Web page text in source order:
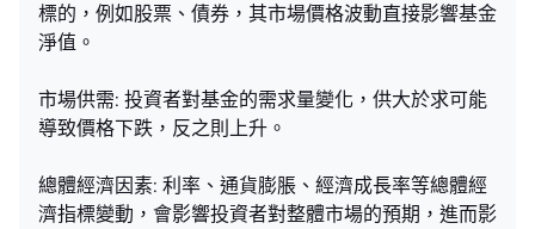
標的，例如股票、債券，其市場價格波動直接影響基金
淨值。
市場供需: 投資者對基金的需求量變化，供大於求可能
導致價格下跌，反之則上升。
總體經濟因素: 利率、通貨膨脹、經濟成長率等總體經
濟指標變動，會影響投資者對整體市場的預期，進而影